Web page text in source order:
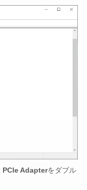
PCle Adapterをダブル